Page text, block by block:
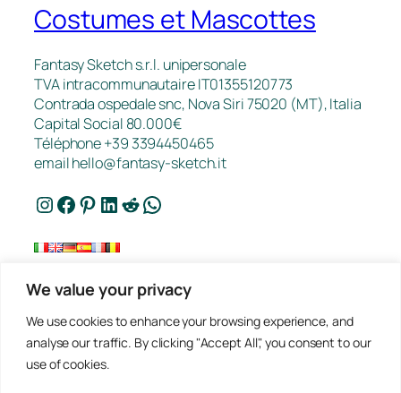
We value your privacy
We use cookies to enhance your browsing experience, and
analyse our traffic. By clicking "Accept All", you consent to our
use of cookies.
Costumes et Mascottes
Fantasy Sketch s.r.l. unipersonale
TVA intracommunautaire IT01355120773
Contrada ospedale snc, Nova Siri 75020 (MT), Italia
Capital Social 80.000€
Téléphone +39 3394450465
emailhello@fantasy-sketch.it
Instagram Facebook Pinterest LinkedIn Reddit WhatsApp
Travaux
Contact
Politique de Confidentialité